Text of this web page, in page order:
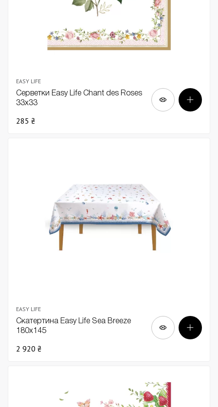
EASY LIFE
Серветки Easy Life Chant des Roses
33х33
285 ₴
EASY LIFE
Скатертина Easy Life Sea Breeze
180х145
2 920 ₴